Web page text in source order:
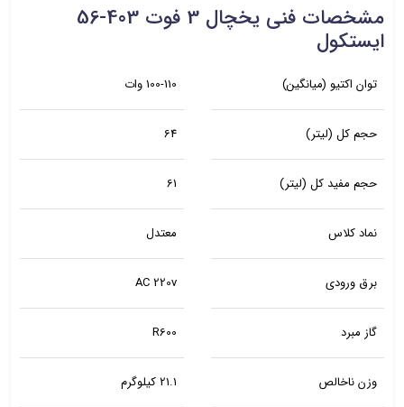
مشخصات فنی یخچال 3 فوت 403-56
ایستکول
توان اکتیو (میانگین) 100-110 وات
حجم کل (لیتر) 64
حجم مفید کل (لیتر) 61
نماد کلاس معتدل
برق ورودی AC 220v
گاز مبرد R600
وزن ناخالص 21.1 کیلوگرم